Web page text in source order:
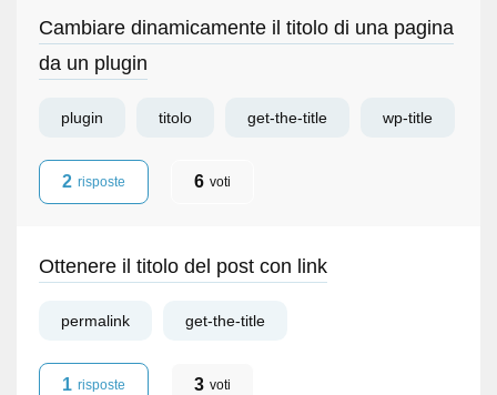
Cambiare dinamicamente il titolo di una pagina
da un plugin
plugin titolo get-the-title wp-title
2 risposte 6 voti
Ottenere il titolo del post con link
permalink get-the-title
1 risposte 3 voti